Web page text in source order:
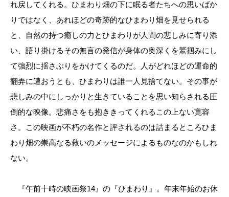
れ戻してくれる。ひまわり畑の下に眠る者たちへの思いばか
りではなく、あれほどの奇跡的なひまわり畑を見せられる
と、自然の持つ癒しの力とひまわりが人間の悲しみに寄り添
い、語り掛けるその無言の発信が身体の奥深くを鷲掴みにし
て強烈に揺さぶりをかけてくるのだ。人がどれほどの運命的
翻弄に遭おうとも、ひまわりは誰一人見捨てない。その事が
悲しみの中にしっかりと生きていることを思い知らされる圧
倒的な映像。悲痛さをも抱ききってくれるこの上ない寛容
さ。この映画が不朽の名作と評されるのは詰まるところひま
わり畑の崇高なる救いのメッセージによるものなのかもしれ
ない。
『午前十時の映画祭14』の『ひまわり』。年末年始のお休